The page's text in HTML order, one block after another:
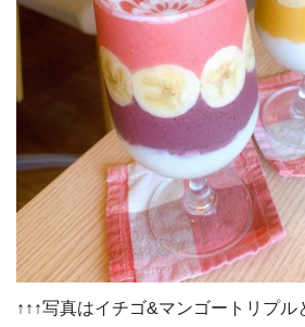
↑↑↑写真はイチゴ&マンゴートリプル